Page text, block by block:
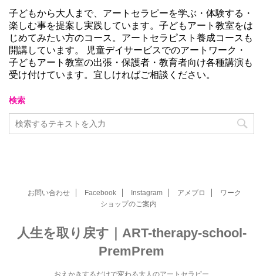
子どもから大人まで、アートセラピーを学ぶ・体験する・
楽しむ事を提案し実践しています。子どもアート教室をは
じめてみたい方のコース。アートセラピスト養成コースも
開講しています。 児童デイサービスでのアートワーク・
子どもアート教室の出張・保護者・教育者向け各種講演も
受け付けています。宜しければご相談ください。
検索
お問い合わせ Facebook Instagram アメブロ
ワーク
ショップのご案内
人生を取り戻す｜ART-therapy-school-
PremPrem
おえかきするだけで変わる大人のアートセラピー